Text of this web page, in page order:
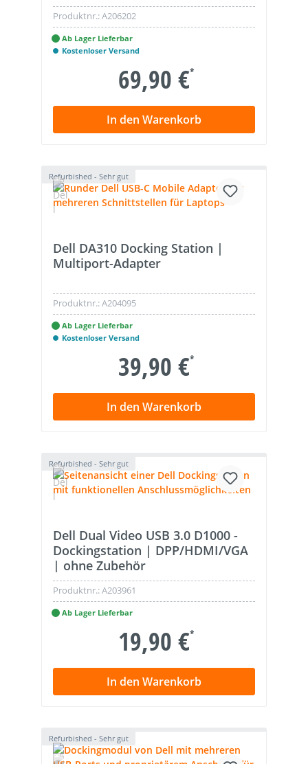
Produktnr.:A206202
Ab Lager Lieferbar
Kostenloser Versand
69,90 €*
In den Warenkorb
Refurbished - Sehr gut
Dell DA310 Docking Station |
Multiport-Adapter
Produktnr.:A204095
Ab Lager Lieferbar
Kostenloser Versand
39,90 €*
In den Warenkorb
Refurbished - Sehr gut
Dell Dual Video USB 3.0 D1000 -
Dockingstation | DPP/HDMI/VGA
| ohne Zubehör
Produktnr.:A203961
Ab Lager Lieferbar
19,90 €*
In den Warenkorb
Refurbished - Sehr gut